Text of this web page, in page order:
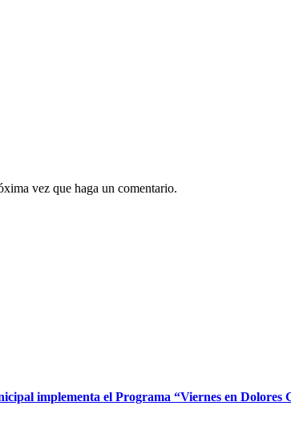
vez que haga un comentario.
implementa el Programa “Viernes en Dolores